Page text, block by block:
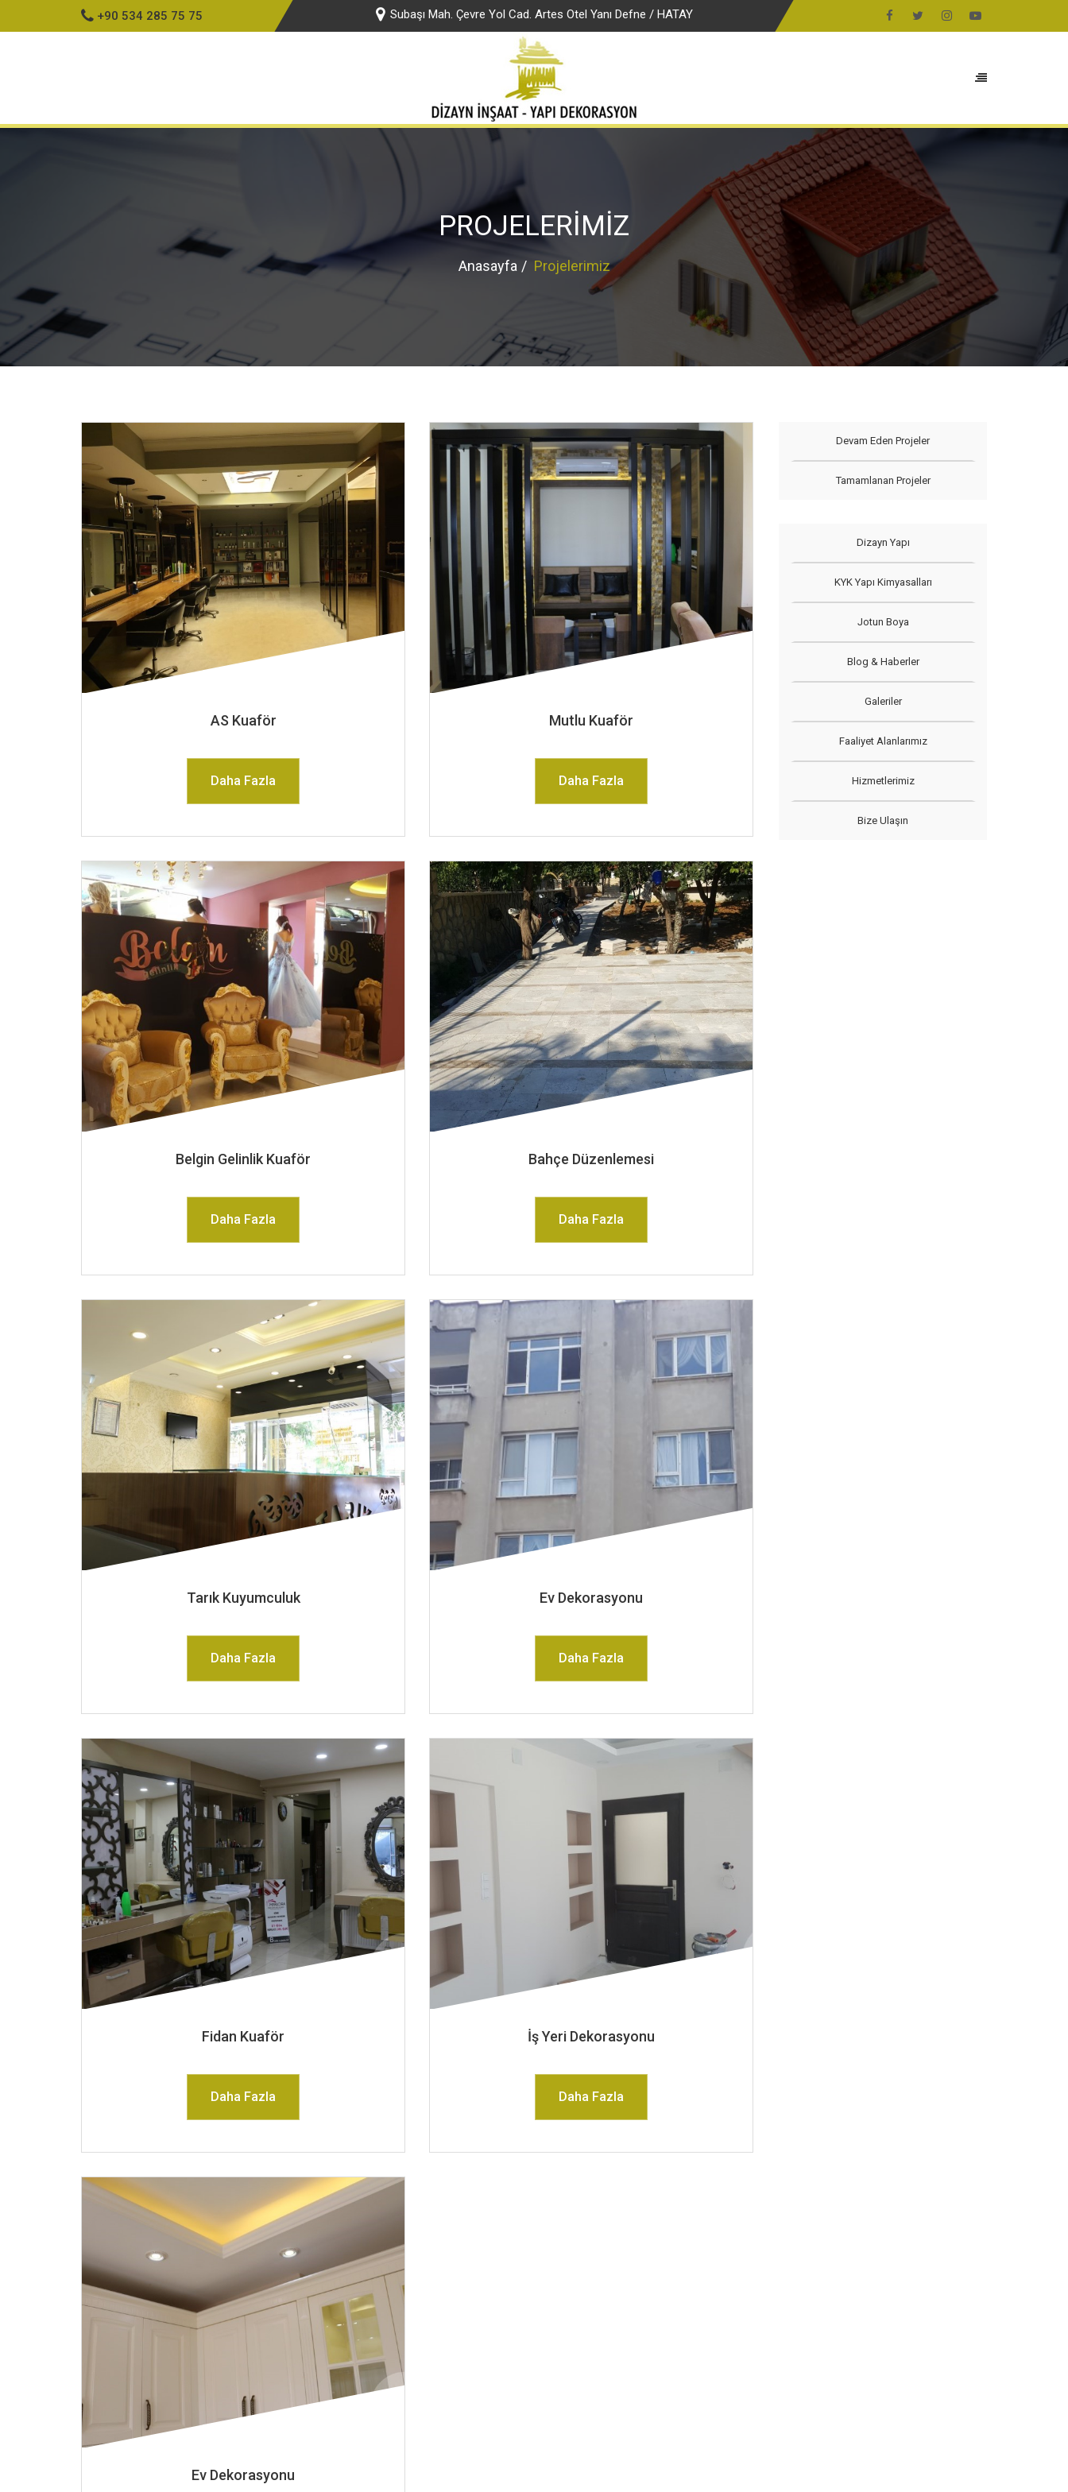
+90 534 285 75 75 Subaşı Mah. Çevre Yol Cad. Artes Otel Yanı Defne / HATAY
KYK Yapı Kimyasalları
PROJELERİMİZ
Anasayfa Projelerimiz
Devam Eden Projeler
Tamamlanan Projeler
Dizayn Yapı
KYK Yapı Kimyasalları
Jotun Boya
Blog & Haberler
Galeriler
Faaliyet Alanlarımız
Hizmetlerimiz
Bize Ulaşın
AS Kuaför
Daha Fazla
Mutlu Kuaför
Daha Fazla
Belgin Gelinlik Kuaför
Daha Fazla
Bahçe Düzenlemesi
Daha Fazla
Tarık Kuyumculuk
Daha Fazla
Ev Dekorasyonu
Daha Fazla
Fidan Kuaför
Daha Fazla
İş Yeri Dekorasyonu
Daha Fazla
Ev Dekorasyonu